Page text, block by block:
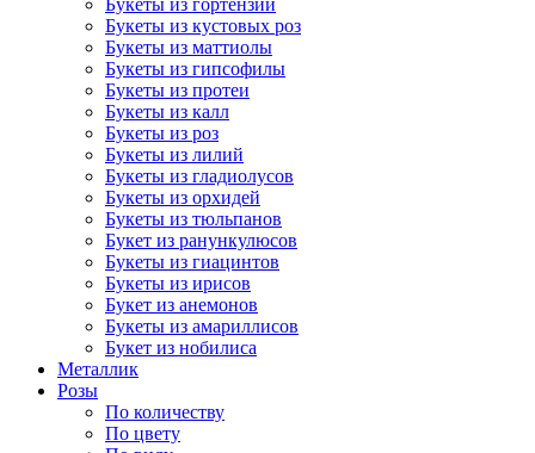
Букеты из гортензий
Букеты из кустовых роз
Букеты из маттиолы
Букеты из гипсофилы
Букеты из протеи
Букеты из калл
Букеты из роз
Букеты из лилий
Букеты из гладиолусов
Букеты из орхидей
Букеты из тюльпанов
Букет из ранункулюсов
Букеты из гиацинтов
Букеты из ирисов
Букет из анемонов
Букеты из амариллисов
Букет из нобилиса
Металлик
Розы
По количеству
По цвету